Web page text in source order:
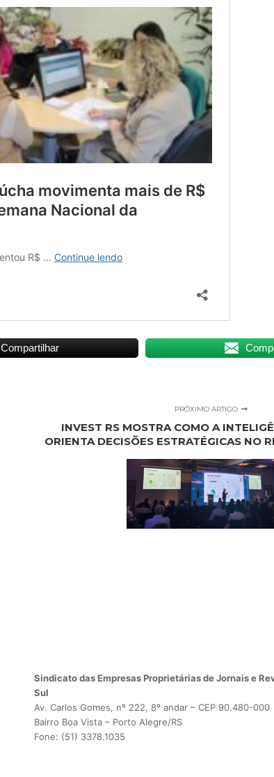
Compartilhar
PRÓXIMO ARTIGO
INVEST RS MOSTRA COMO A
ORIENTA DECISÕES ESTRATÉGICAS NO
Sindicato das Empresas Proprietárias de Jornais e
Sul
Av. Carlos Gomes, nº 222, 8º andar – CEP 90.480-000
Bairro Boa Vista – Porto Alegre/RS
Fone: (51) 3378.1035